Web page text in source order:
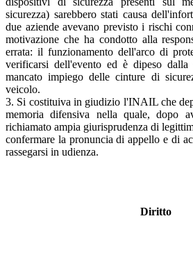
sicurezza) sarebbero stati causa
due aziende avevano previsto i rischi
motivazione che ha condotto alla
errata: il funzionamento dell'arco di
verificarsi dell'evento ed è dipeso
mancato impiego delle cinture di
veicolo.
3. Si costituiva in giudizio l'INAIL che
memoria difensiva nella quale, dopo
richiamato ampia giurisprudenza di
confermare la pronuncia di appello e di
rassegarsi in udienza.
Diritto